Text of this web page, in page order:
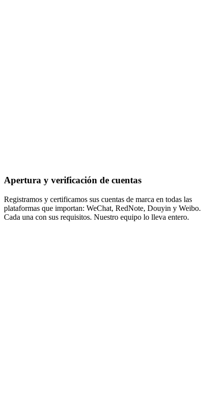
Apertura y verificación de cuentas
Registramos y certificamos sus cuentas de marca en todas las
plataformas que importan: WeChat, RedNote, Douyin y Weibo.
Cada una con sus requisitos. Nuestro equipo lo lleva entero.